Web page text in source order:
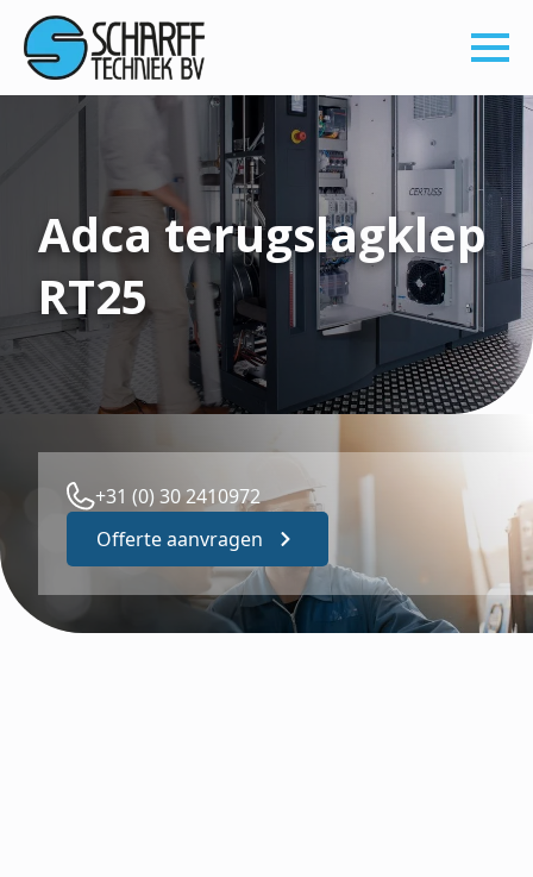
Adca terugslagklep
RT25
+31 (0) 30 2410972
Offerte aanvragen